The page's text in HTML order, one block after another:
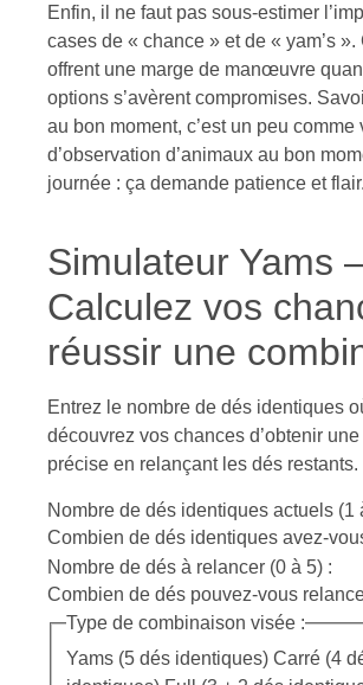
Enfin, il ne faut pas sous-estimer
cases de « chance » et de « yam’s
offrent une marge de manœuvre
options s’avèrent compromises.
au bon moment, c’est un peu comme
d’observation d’animaux au bon
journée : ça demande patience et flair.
Simulateur Yams
Calculez vos
réussir une
Entrez le nombre de dés identiques
découvrez vos chances d’obtenir
précise en relançant les dés restants.
Nombre de dés identiques actuels (1
Combien de dés identiques avez-
Nombre de dés à relancer (0 à 5) :
Combien de dés pouvez-vous
Type de combinaison visée :
Yams (5 dés identiques) Carré (4 dés